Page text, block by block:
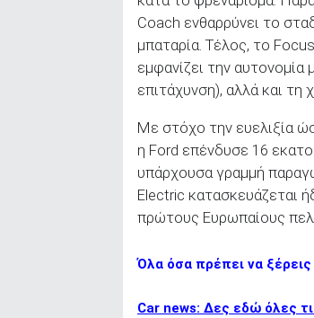
Coach ενθαρρύνει το
μπαταρία. Τέλος, το
εμφανίζει την
επιτάχυνση), αλλά και
Με στόχο την ευελιξία
η Ford επένδυσε 16
υπάρχουσα γραμμή
Electric κατασκευάζεται
πρώτους Ευρωπαίους
Όλα όσα πρέπει να ξέρεις
Car news: Δες εδώ όλες